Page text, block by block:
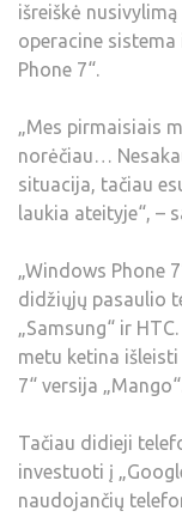
išreiškė
operacine
Phone 7“.
„Mes pirmaisiais
norėčiau…
situacija, tačiau
laukia ateityje“, –
„Windows Phone
didžiųjų pasaulio
„Samsung“ ir
metu ketina
7“ versija
Tačiau didieji
investuoti į
naudojančių